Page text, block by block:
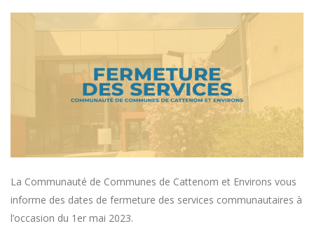
La Communauté de Communes de Cattenom et Environs vous
informe des dates de fermeture des services communautaires à
l’occasion du 1er mai 2023.